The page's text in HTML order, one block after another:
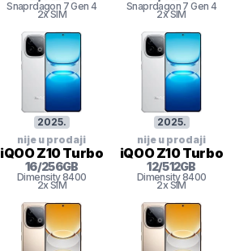
Snaprdagon 7 Gen 4
2x SIM
Snaprdagon 7 Gen 4
2x SIM
2025.
nije u prodaji
iQOO Z10 Turbo
16/256GB
Dimensity 8400
2x SIM
2025.
nije u prodaji
iQOO Z10 Turbo
12/512GB
Dimensity 8400
2x SIM